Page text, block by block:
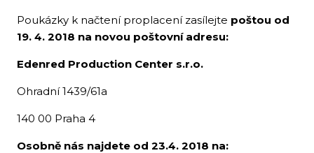
Poukázky k načtení proplacení zasílejte poštou od
19. 4. 2018 na novou poštovní adresu:
Edenred Production Center s.r.o.
Ohradní 1439/61a
140 00 Praha 4
Osobně nás najdete od 23.4. 2018 na: